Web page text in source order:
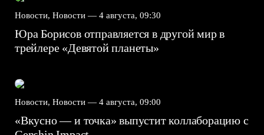
Новости, Новости — 4 августа, 09:30
Юра Борисов отправляется в другой мир в
трейлере «Девятой планеты»
Новости, Новости — 4 августа, 09:00
«Вкусно — и точка» выпустит коллаборацию с